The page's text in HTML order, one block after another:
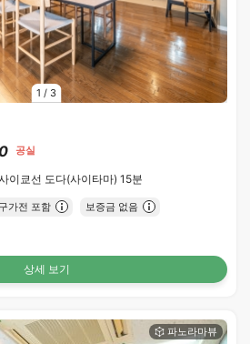
1 / 3
공실
사이쿄선 도다(사이타마) 15분
가전 포함 보증금 없음
상세 보기